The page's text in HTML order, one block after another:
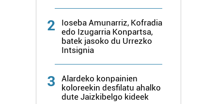
2
Ioseba Amunarriz, Kofradia
edo Izugarria Konpartsa,
batek jasoko du Urrezko
Intsignia
3
Alardeko konpainien
koloreekin desfilatu ahalko
dute Jaizkibelgo kideek